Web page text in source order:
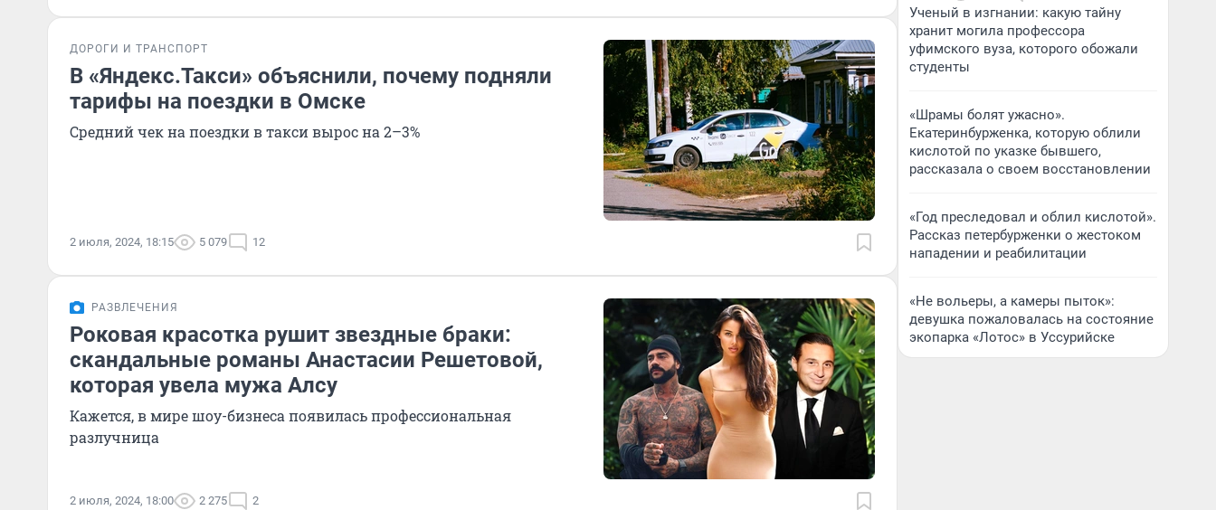
ДОРОГИ И ТРАНСПОРТ
В «Яндекс.Такси» объяснили, почему подняли
тарифы на поездки в Омске
Средний чек на поездки в такси вырос на 2–3%
2 июля, 2024, 18:15 5 079 12
РАЗВЛЕЧЕНИЯ
Роковая красотка рушит звездные браки:
скандальные романы Анастасии Решетовой,
которая увела мужа Алсу
Кажется, в мире шоу-бизнеса появилась профессиональная
разлучница
2 июля, 2024, 18:00 2 275 2
Ученый в изгнании: какую тайну
хранит могила профессора
уфимского вуза, которого обожали
студенты
«Шрамы болят ужасно».
Екатеринбурженка, которую облили
кислотой по указке бывшего,
рассказала о своем восстановлении
«Год преследовал и облил кислотой».
Рассказ петербурженки о жестоком
нападении и реабилитации
«Не вольеры, а камеры пыток»:
девушка пожаловалась на состояние
экопарка «Лотос» в Уссурийске